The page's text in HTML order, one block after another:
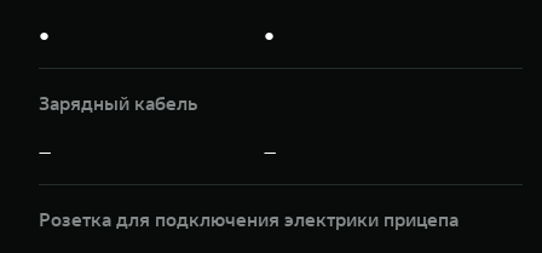
● ●
Зарядный кабель
— —
Розетка для подключения электрики прицепа